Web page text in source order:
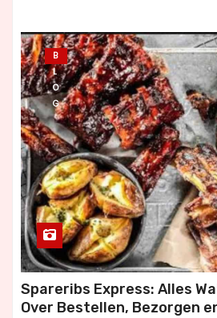
B
L
O
G
Spareribs Express: Alles
Over Bestellen, Bezorgen